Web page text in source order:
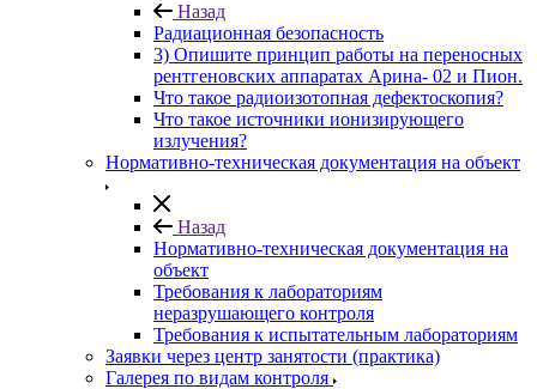
Назад
Радиационная безопасность
3) Опишите принцип работы на переносных
рентгеновских аппаратах Арина- 02 и Пион.
Что такое радиоизотопная дефектоскопия?
Что такое источники ионизирующего
излучения?
Нормативно-техническая документация на объект
Назад
Нормативно-техническая документация на
объект
Требования к лабораториям
неразрушающего контроля
Требования к испытательным лабораториям
Заявки через центр занятости (практика)
Галерея по видам контроля